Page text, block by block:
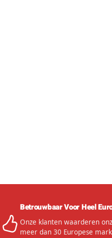
Betrouwbaar Voor Heel
Onze klanten waarderen
meer dan 30 Europese